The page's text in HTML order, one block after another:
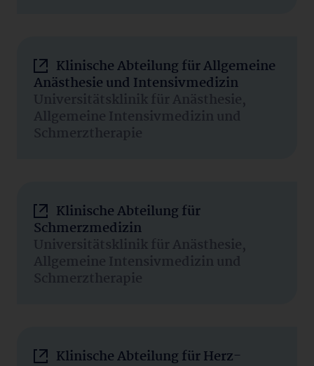
Klinische Abteilung für Allgemeine
Anästhesie und Intensivmedizin
Universitätsklinik für Anästhesie,
Allgemeine Intensivmedizin und
Schmerztherapie
Klinische Abteilung für
Schmerzmedizin
Universitätsklinik für Anästhesie,
Allgemeine Intensivmedizin und
Schmerztherapie
Klinische Abteilung für Herz-